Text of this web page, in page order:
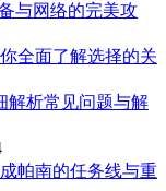
与网络的完美攻
全面了解选择的关
解析常见问题与解
帕南的任务线与重